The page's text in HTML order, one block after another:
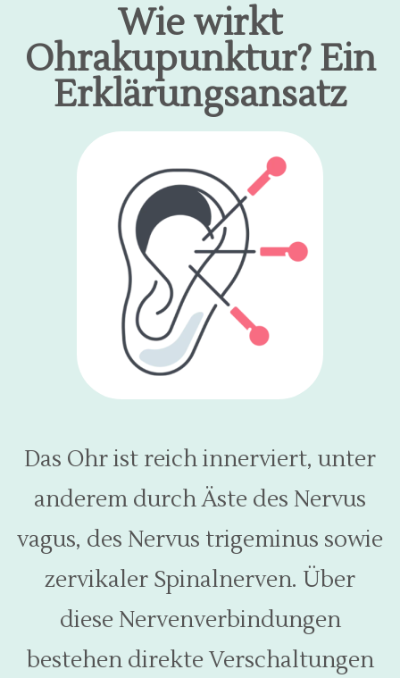
Wie wirkt
Ohrakupunktur? Ein
Erklärungsansatz
Das Ohr ist reich innerviert, unter
anderem durch Äste des Nervus
vagus, des Nervus trigeminus sowie
zervikaler Spinalnerven. Über
diese Nervenverbindungen
bestehen direkte Verschaltungen